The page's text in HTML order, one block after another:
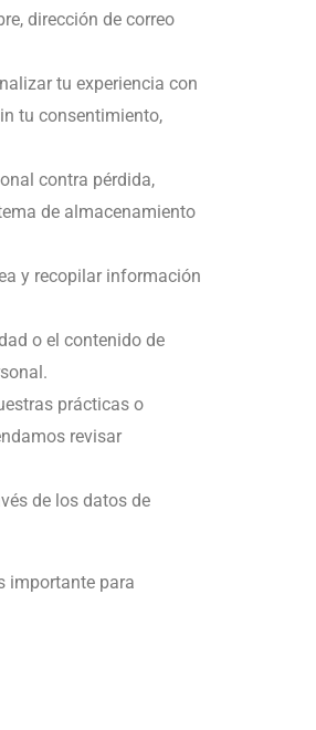
dirección de correo
tu experiencia con
tu consentimiento,
contra pérdida,
de almacenamiento
y recopilar información
o el contenido de
prácticas o
revisar
de los datos de
importante para